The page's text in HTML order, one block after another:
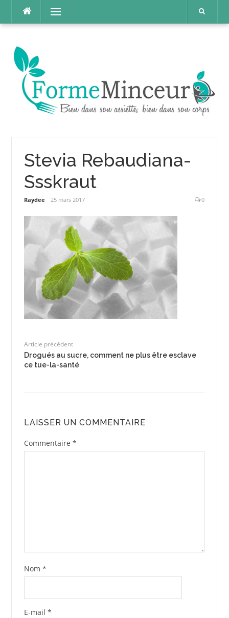
contenu
Menu
Stevia Rebaudiana-
Ssskraut
Raydee 25 mars 2017 0
Article précédent
Drogués au sucre, comment ne plus être esclave
ce tue-la-santé
LAISSER UN COMMENTAIRE
Commentaire *
Nom *
E-mail *